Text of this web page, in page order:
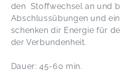
den Stoffwechsel an und
Abschlussübungen und
schenken dir Energie für
der Verbundenheit.
Dauer: 45-60 min.